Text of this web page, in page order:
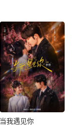
当我遇见你